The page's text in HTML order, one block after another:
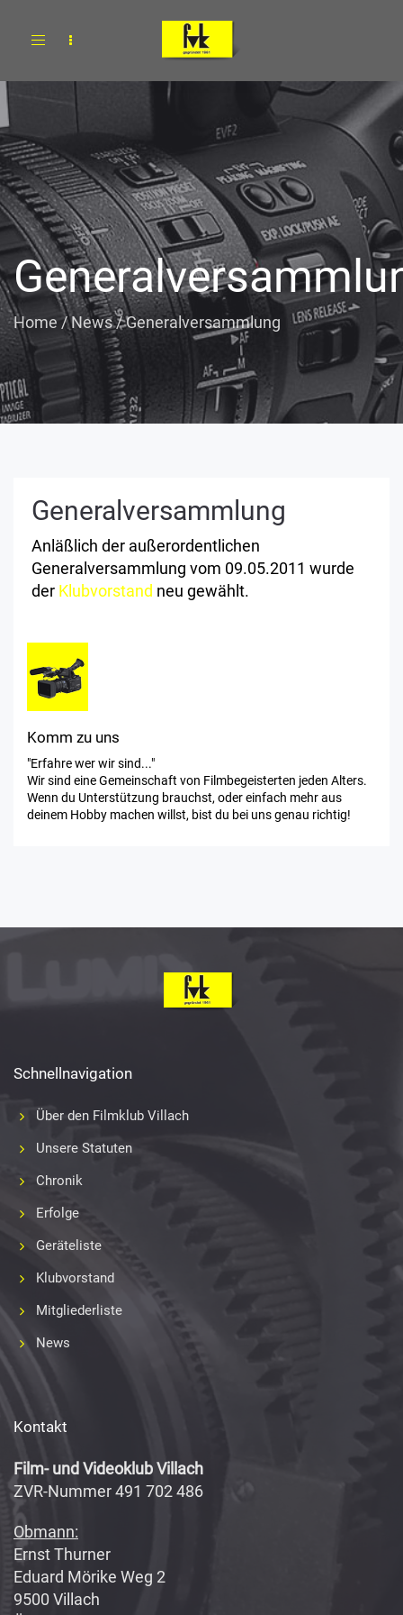
Toggle
Home/News/Generalversammlung
Generalversammlung
Anläßlich der außerordentlichen
Generalversammlung vom 09.05.2011 wurde
der Klubvorstand neu gewählt.
Komm zu uns
"Erfahre wer wir sind..."
Wir sind eine Gemeinschaft von Filmbegeisterten jeden Alters.
Wenn du Unterstützung brauchst, oder einfach mehr aus
deinem Hobby machen willst, bist du bei uns genau richtig!
Schnellnavigation
Über den Filmklub Villach
Unsere Statuten
Chronik
Erfolge
Geräteliste
Klubvorstand
Mitgliederliste
News
Kontakt
Film- und Videoklub Villach
ZVR-Nummer 491 702 486
Obmann:
Ernst Thurner
Eduard Mörike Weg 2
9500 Villach